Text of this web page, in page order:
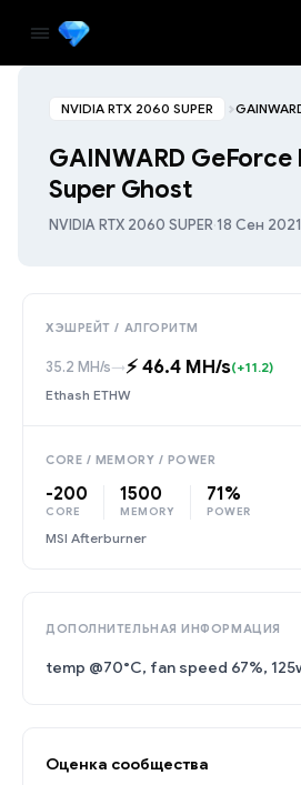
NVIDIA RTX 2060 SUPER
GAINWARD GeForce
Super Ghost
NVIDIA RTX 2060 SUPER·18 Сен 2021
ХЭШРЕЙТ / АЛГОРИТМ
35.2 MH/s→⚡️ 46.4 MH/s(+11.2)
Ethash ETHW
CORE / MEMORY / POWER
-200
CORE
1500
MEMORY
71%
POWER
MSI Afterburner
ДОПОЛНИТЕЛЬНАЯ ИНФОРМАЦИЯ
temp @70°C, fan speed 67%,
Оценка сообщества